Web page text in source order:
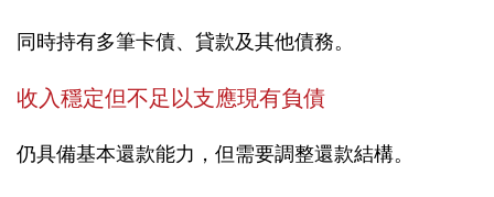
同時持有多筆卡債、貸款及其他債務。
收入穩定但不足以支應現有負債
仍具備基本還款能力，但需要調整還款結構。